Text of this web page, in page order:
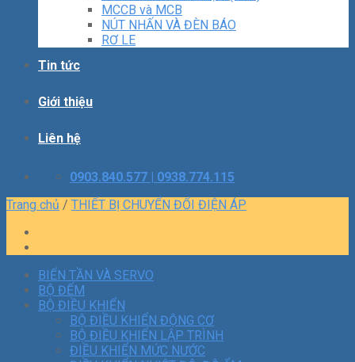
MCCB và MCB
NÚT NHẤN VÀ ĐÈN BÁO
RƠ LE
Tin tức
Giới thiệu
Liên hệ
0903.840.577 | 0938.774.115
Trang chủ / THIẾT BỊ CHUYỂN ĐỔI ĐIỆN ÁP
BIẾN TẦN VÀ SERVO
BỘ ĐẾM
BỘ ĐIỀU KHIỂN
BỘ ĐIỀU KHIỂN ĐỘNG CƠ
BỘ ĐIỀU KHIỂN LẬP TRÌNH
ĐIỀU KHIỂN MỨC NƯỚC